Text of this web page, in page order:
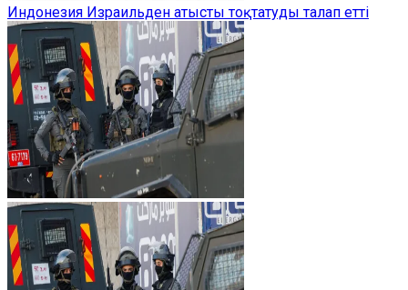
Индонезия Израильден атысты тоқтатуды талап етті